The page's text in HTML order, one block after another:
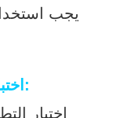
يجب
اختبار الأداء وضمان الجودة:
اختبار